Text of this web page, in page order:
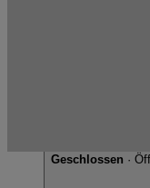
Geschlossen ·